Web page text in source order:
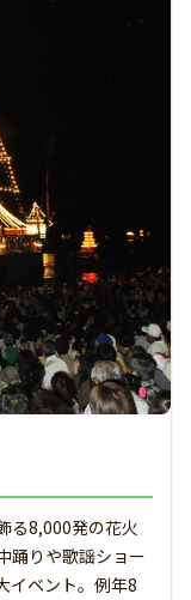
る8,000発の花火
踊りや歌謡ショー
イベント。例年8